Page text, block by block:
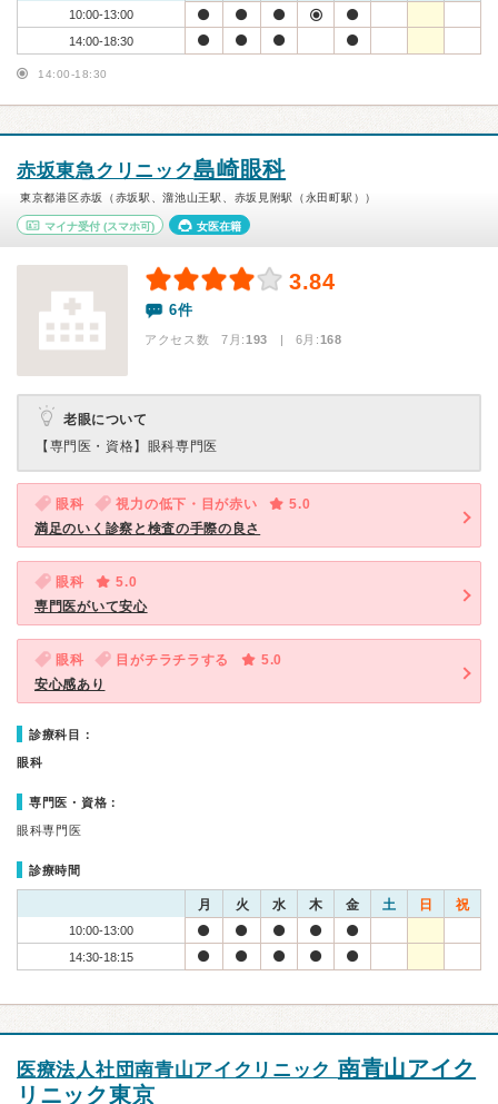
10:00-13:00
14:00-18:30
14:00-18:30
赤坂東急クリニック島崎眼科
東京都港区赤坂（赤坂駅、溜池山王駅、赤坂見附駅（永田町駅））
マイナ受付 (スマホ可) 女医在籍
3.84
6件
アクセス数 7月:193 | 6月:168
老眼について
【専門医・資格】 眼科専門医
眼科 視力の低下・目が赤い
5.0
満足のいく診察と検査の手際の良さ
眼科
5.0
専門医がいて安心
眼科 目がチラチラする
5.0
安心感あり
診療科目：
眼科
専門医・資格：
眼科専門医
診療時間
月 火 水 木 金 土 日 祝
10:00-13:00
14:30-18:15
医療法人社団南青山アイクリニック 南青山アイク
リニック東京